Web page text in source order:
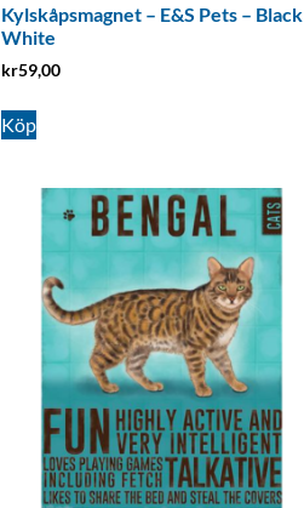
Kylskåpsmagnet – E&S Pets –
White
kr59,00
Köp